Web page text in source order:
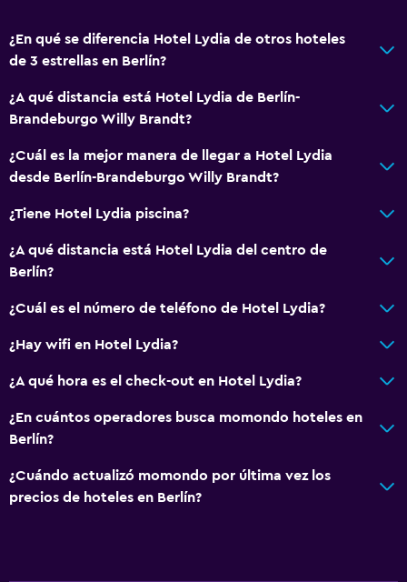
¿En qué se diferencia Hotel Lydia de otros hoteles
de 3 estrellas en Berlín?
¿A qué distancia está Hotel Lydia de Berlín-
Brandeburgo Willy Brandt?
¿Cuál es la mejor manera de llegar a Hotel Lydia
desde Berlín-Brandeburgo Willy Brandt?
¿Tiene Hotel Lydia piscina?
¿A qué distancia está Hotel Lydia del centro de
Berlín?
¿Cuál es el número de teléfono de Hotel Lydia?
¿Hay wifi en Hotel Lydia?
¿A qué hora es el check-out en Hotel Lydia?
¿En cuántos operadores busca momondo hoteles en
Berlín?
¿Cuándo actualizó momondo por última vez los
precios de hoteles en Berlín?